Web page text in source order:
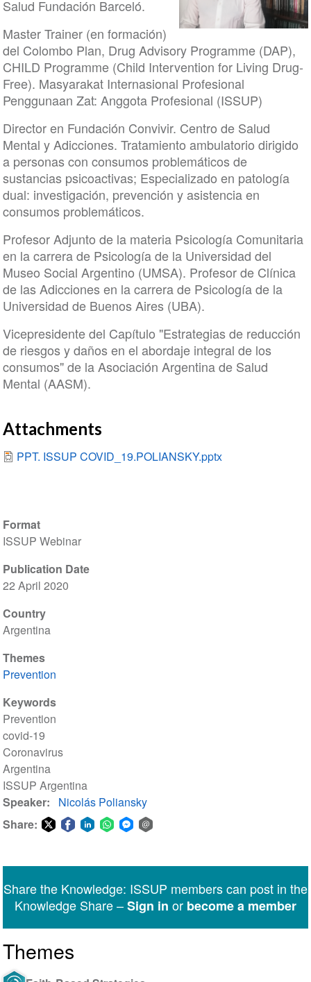
Format
ISSUP Webinar
Publication Date
22 April 2020
Country
Argentina
Themes
Prevention
Keywords
Prevention
covid-19
Coronavirus
Argentina
ISSUP Argentina
Speaker
Nicolás Poliansky
Share:
Messenger
Salud Fundación Barceló.
Master Trainer (en formación)
del Colombo Plan, Drug Advisory Programme (DAP),
CHILD Programme (Child Intervention for Living Drug-
Free). Masyarakat Internasional Profesional
Penggunaan Zat: Anggota Profesional (ISSUP)
Director en Fundación Convivir. Centro de Salud
Mental y Adicciones. Tratamiento ambulatorio dirigido
a personas con consumos problemáticos de
sustancias psicoactivas; Especializado en patología
dual: investigación, prevención y asistencia en
consumos problemáticos.
Profesor Adjunto de la materia Psicología Comunitaria
en la carrera de Psicología de la Universidad del
Museo Social Argentino (UMSA). Profesor de Clínica
de las Adicciones en la carrera de Psicología de la
Universidad de Buenos Aires (UBA).
Vicepresidente del Capítulo "Estrategias de reducción
de riesgos y daños en el abordaje integral de los
consumos" de la Asociación Argentina de Salud
Mental (AASM).
Attachments
PPT. ISSUP COVID_19.POLIANSKY.pptx
Share the Knowledge: ISSUP members can post in the
Knowledge Share –Sign in or become a member
Themes